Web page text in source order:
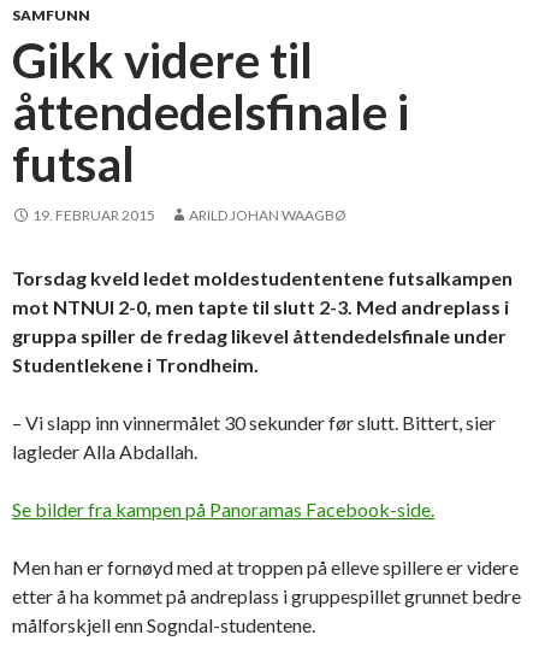
SAMFUNN
Gikk videre til
åttendedelsfinale i
futsal
19. FEBRUAR 2015 ARILD JOHAN WAAGBØ
Torsdag kveld ledet moldestudententene futsalkampen
mot NTNUI 2-0, men tapte til slutt 2-3. Med andreplass i
gruppa spiller de fredag likevel åttendedelsfinale under
Studentlekene i Trondheim.
– Vi slapp inn vinnermålet 30 sekunder før slutt. Bittert, sier
lagleder Alla Abdallah.
Se bilder fra kampen på Panoramas Facebook-side.
Men han er fornøyd med at troppen på elleve spillere er videre
etter å ha kommet på andreplass i gruppespillet grunnet bedre
målforskjell enn Sogndal-studentene.